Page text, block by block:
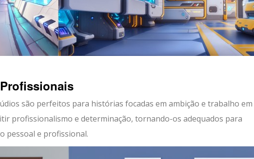
são perfeitos para histórias focadas em ambição e trabalho em
profissionalismo e determinação, tornando-os adequados para
pessoal e profissional.